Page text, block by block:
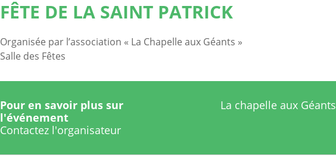
FÊTE DE LA SAINT PATRICK
Organisée par l’association « La Chapelle aux Géants »
Salle des Fêtes
Pour en savoir plus sur
l'événement
Contactez l'organisateur
La chapelle aux Géants